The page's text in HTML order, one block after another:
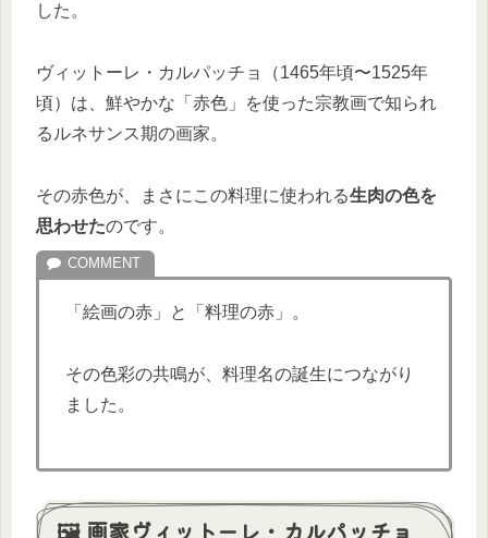
した。
ヴィットーレ・カルパッチョ（1465年頃〜1525年
頃）は、鮮やかな「赤色」を使った宗教画で知られ
るルネサンス期の画家。
その赤色が、まさにこの料理に使われる生肉の色を
思わせたのです。
「絵画の赤」と「料理の赤」。
その色彩の共鳴が、料理名の誕生につながり
ました。
🖼️ 画家ヴィットーレ・カルパッチョ